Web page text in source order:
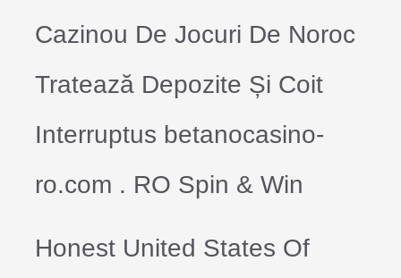
Cazinou De Jocuri De Noroc
Tratează Depozite Și Coit
Interruptus betanocasino-
ro.com . RO Spin & Win
Honest United States Of